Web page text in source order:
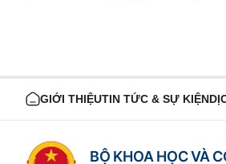
GIỚI THIỆUTIN TỨC & SỰ KIỆN
BỘ KHOA HỌC VÀ